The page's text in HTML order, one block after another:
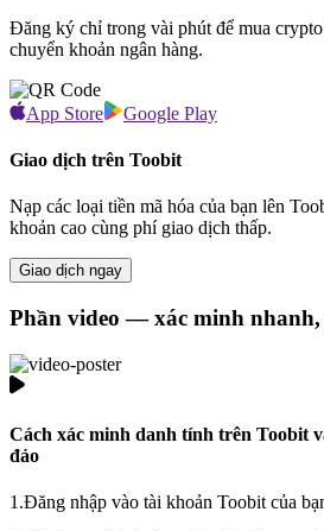
Đăng ký chỉ trong vài phút để mua
chuyển khoản ngân hàng.
App Store Google Play
Giao dịch trên Toobit
Nạp các loại tiền mã hóa của bạn lên
khoản cao cùng phí giao dịch thấp.
Giao dịch ngay
Phần video — xác minh
Cách xác minh danh tính trên Toobit
đảo
1.Đăng nhập vào tài khoản Toobit của